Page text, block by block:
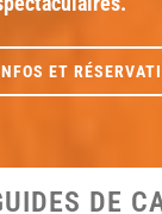
ET
DE